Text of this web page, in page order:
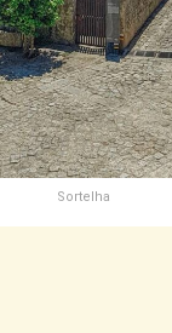
Sortelha